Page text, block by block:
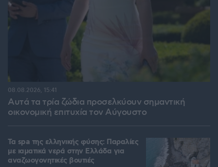
Αυτά τα τρία ζώδια προσελκύουν σημαντική
οικονομική επιτυχία τον Αύγουστο
08.08.2026, 15:41
Τα spa της ελληνικής φύσης: Παραλίες
με ιαματικά νερά στην Ελλάδα για
αναζωογονητικές βουτιές